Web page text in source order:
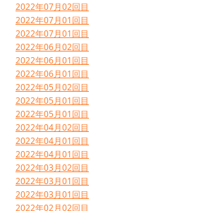
2022年07月02回目
2022年07月01回目
2022年07月01回目
2022年06月02回目
2022年06月01回目
2022年06月01回目
2022年05月02回目
2022年05月01回目
2022年05月01回目
2022年04月02回目
2022年04月01回目
2022年04月01回目
2022年03月02回目
2022年03月01回目
2022年03月01回目
2022年02月02回目